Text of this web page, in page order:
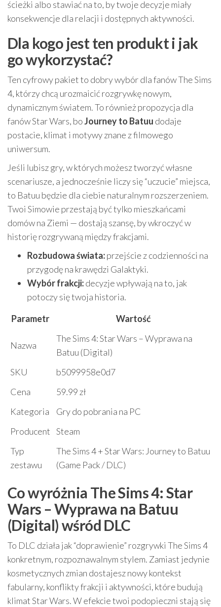
ścieżki albo stawiać na to, by twoje decyzje miały
konsekwencje dla relacji i dostępnych aktywności.
Dla kogo jest ten produkt i jak
go wykorzystać?
Ten cyfrowy pakiet to dobry wybór dla fanów The Sims
4, którzy chcą urozmaicić rozgrywkę nowym,
dynamicznym światem. To również propozycja dla
fanów Star Wars, boJourney to Batuu dodaje
postacie, klimat i motywy znane z filmowego
uniwersum.
Jeśli lubisz gry, w których możesz tworzyć własne
scenariusze, a jednocześnie liczy się “uczucie” miejsca,
to Batuu będzie dla ciebie naturalnym rozszerzeniem.
Twoi Simowie przestają być tylko mieszkańcami
domów na Ziemi — dostają szansę, by wkroczyć w
historię rozgrywaną między frakcjami.
Rozbudowa świata:przejście z codzienności na
przygodę na krawędzi Galaktyki.
Wybór frakcji:decyzje wpływają na to, jak
potoczy się twoja historia.
Parametr
Wartość
Nazwa
The Sims 4: Star Wars – Wyprawa na
Batuu (Digital)
SKU
b5099958e0d7
Cena
59.99 zł
Kategoria
Gry do pobrania na PC
Producent Steam
Typ
zestawu
The Sims 4 + Star Wars: Journey to Batuu
(Game Pack / DLC)
Co wyróżnia The Sims 4: Star
Wars – Wyprawa na Batuu
(Digital) wśród DLC
To DLC działa jak “doprawienie” rozgrywki The Sims 4
konkretnym, rozpoznawalnym stylem. Zamiast jedynie
kosmetycznych zmian dostajesz nowy kontekst
fabularny, konflikty frakcji i aktywności, które budują
klimat Star Wars. W efekcie twoi podopieczni stają się